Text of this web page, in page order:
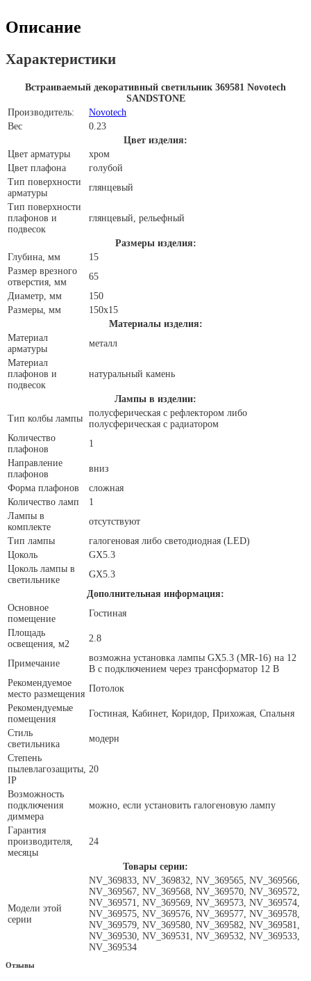
Описание
Характеристики
Встраиваемый декоративный светильник 369581 Novotech
SANDSTONE
Производитель:
Novotech
Вес
0.23
Цвет изделия:
Цвет арматуры
хром
Цвет плафона
голубой
Тип поверхности
арматуры
глянцевый
Тип поверхности
плафонов и
подвесок
глянцевый, рельефный
Размеры изделия:
Глубина, мм
15
Размер врезного
отверстия, мм
65
Диаметр, мм
150
Размеры, мм
150x15
Материалы изделия:
Материал
арматуры
металл
Материал
плафонов и
подвесок
натуральный камень
Лампы в изделии:
Тип колбы лампы
полусферическая с рефлектором либо
полусферическая с радиатором
Количество
плафонов
1
Направление
плафонов
вниз
Форма плафонов
сложная
Количество ламп
1
Лампы в
комплекте
отсутствуют
Тип лампы
галогеновая либо светодиодная (LED)
Цоколь
GX5.3
Цоколь лампы в
светильнике
GX5.3
Дополнительная информация:
Основное
помещение
Гостиная
Площадь
освещения, м2
2.8
Примечание
возможна установка лампы GX5.3 (MR-16) на 12
В с подключением через трансформатор 12 В
Рекомендуемое
место размещения
Потолок
Рекомендуемые
помещения
Гостиная, Кабинет, Коридор, Прихожая, Спальня
Стиль
светильника
модерн
Степень
пылевлагозащиты,
IP
20
Возможность
подключения
диммера
можно, если установить галогеновую лампу
Гарантия
производителя,
месяцы
24
Товары серии:
Модели этой
серии
NV_369833, NV_369832, NV_369565, NV_369566,
NV_369567, NV_369568, NV_369570, NV_369572,
NV_369571, NV_369569, NV_369573, NV_369574,
NV_369575, NV_369576, NV_369577, NV_369578,
NV_369579, NV_369580, NV_369582, NV_369581,
NV_369530, NV_369531, NV_369532, NV_369533,
NV_369534
Отзывы